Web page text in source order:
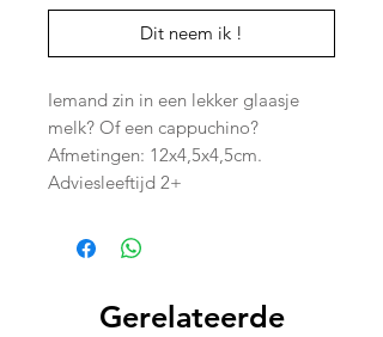
Dit neem ik !
Iemand zin in een lekker glaasje
melk? Of een cappuchino?
Afmetingen: 12x4,5x4,5cm.
Adviesleeftijd 2+
Gerelateerde